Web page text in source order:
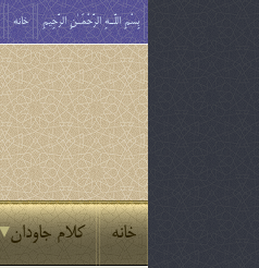
بِسْمِ اللَّـهِ الرَّحْمَـٰنِ الرَّحِيمِ خانه
خانه کلام جاودان